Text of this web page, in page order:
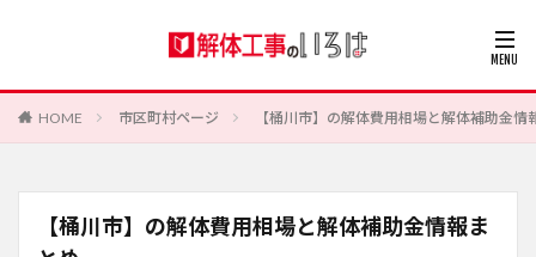
HOME 市区町村ページ 【桶川市】の解体費用相場と解体補助金情
【桶川市】の解体費用相場と解体補助金情報ま